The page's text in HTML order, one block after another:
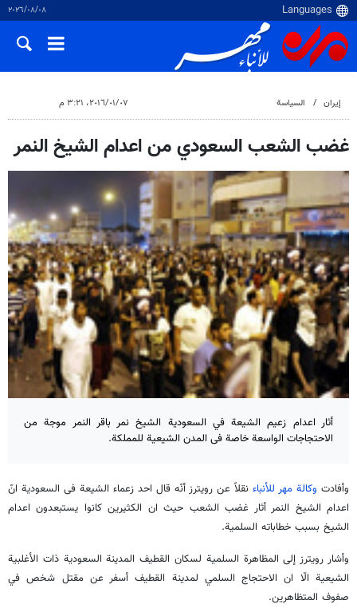
٠٨‏/٠٨‏/٢٠٢٦
إيران السياسة ٠٧‏/٠١‏/٢٠١٦، ٣:٢١ م
غضب الشعب السعودي من اعدام الشيخ النمر
أثار اعدام زعيم الشيعة في السعودية الشيخ نمر باقر النمر موجة من
الاحتجاجات الواسعة خاصة فى المدن الشيعية للمملكة.
وأفادت وكالة مهر للأنباء نقلاً عن رويترز أنّه قال احد زعماء الشيعة فى السعودية انّ
اعدام الشيخ النمر أثار غضب الشعب حيث ان الكثيرين كانوا يستبعدون اعدام
الشيخ بسبب خطاباته السلمية.
وأشار رويترز إلى المظاهرة السلمية لسكان القطيف المدينة السعودية ذات الأغلبية
الشيعية الّا ان الاحتجاج السلمي لمدينة القطيف أسفر عن مقتل شخص في
صفوف المتظاهرين.